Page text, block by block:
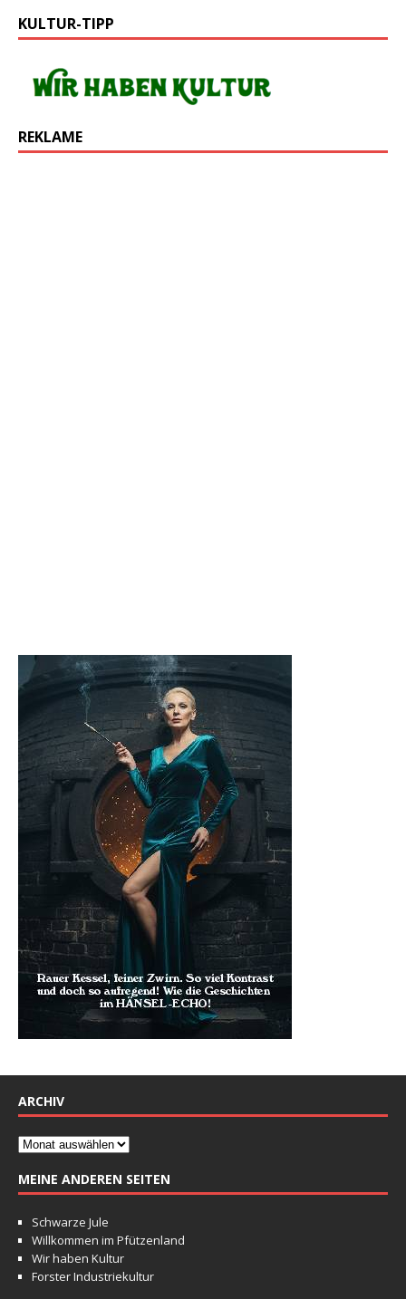
KULTUR-TIPP
REKLAME
ARCHIV
MEINE ANDEREN SEITEN
Schwarze Jule
Willkommen im Pfützenland
Wir haben Kultur
Forster Industriekultur